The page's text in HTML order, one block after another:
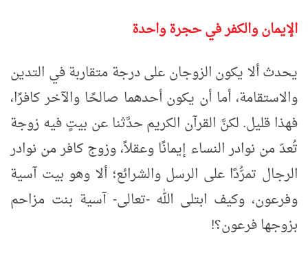
الإيمان والكفر في حجرة واحدة
يحدث ألا يكون الزوجان على درجة متقاربة في التدين
والاستقامة، أما أن يكون أحدهما صالحًا والآخر كافرًا،
فهذا قليل. لكنَّ القرآن الكريم حدَّثنا عن بيتٍ فيه زوجة
تُعدّ من نوادر النساء إيمانًا وعقلاً، وزوج كافر من نوادر
الرجال تمرُّدًا على الرسل والشرائع؛ ألا وهو بيت آسية
وفرعون، وكيف ابتلى الله -تعالى- آسية بنت مزاحم
بزوجها فرعون؟!